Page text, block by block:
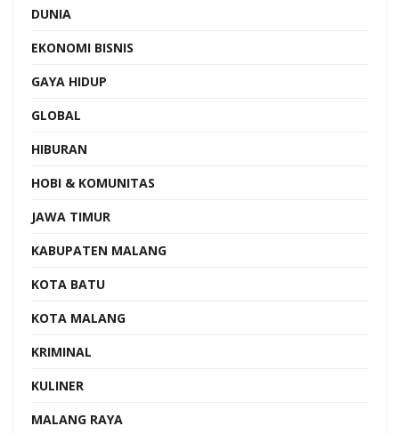
DUNIA
EKONOMI BISNIS
GAYA HIDUP
GLOBAL
HIBURAN
HOBI & KOMUNITAS
JAWA TIMUR
KABUPATEN MALANG
KOTA BATU
KOTA MALANG
KRIMINAL
KULINER
MALANG RAYA